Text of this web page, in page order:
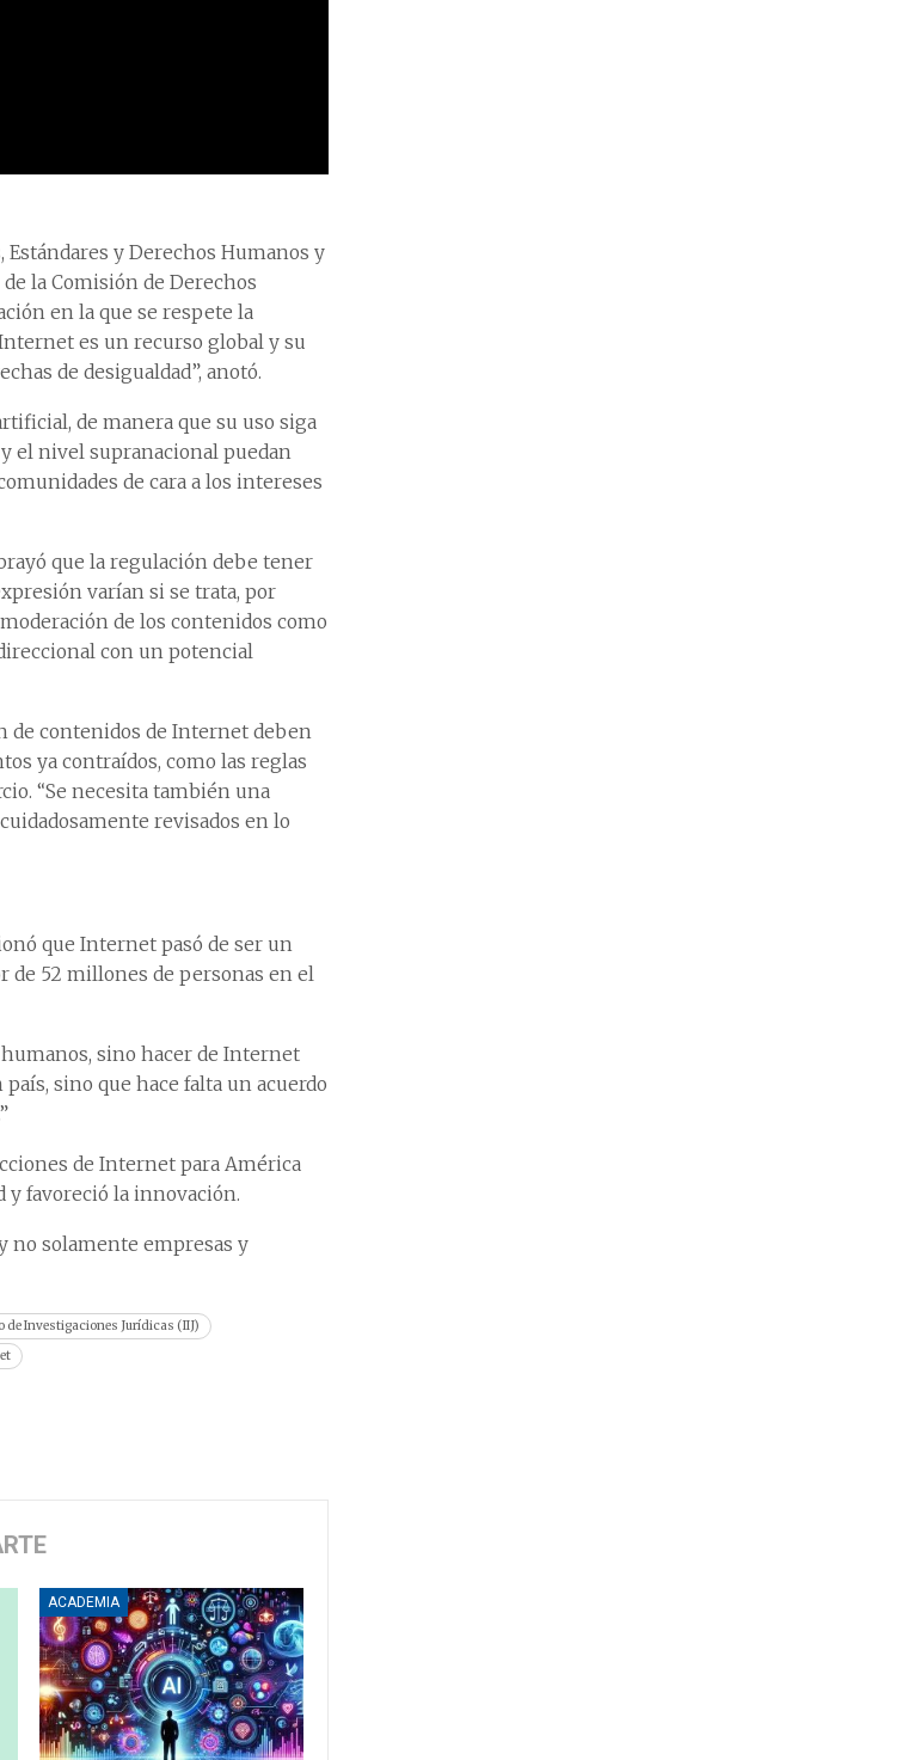
Estándares y Derechos Humanos y
la Comisión de Derechos
en la que se respete la
es un recurso global y su
de desigualdad”, anotó.
de manera que su uso siga
el nivel supranacional puedan
de cara a los intereses
que la regulación debe tener
varían si se trata, por
de los contenidos como
con un potencial
de contenidos de Internet deben
ya contraídos, como las reglas
“Se necesita también una
revisados en lo
que Internet pasó de ser un
de 52 millones de personas en el
sino hacer de Internet
sino que hace falta un acuerdo
de Internet para América
y favoreció la innovación.
no solamente empresas y
de Investigaciones Jurídicas (IIJ)
ACADEMIA